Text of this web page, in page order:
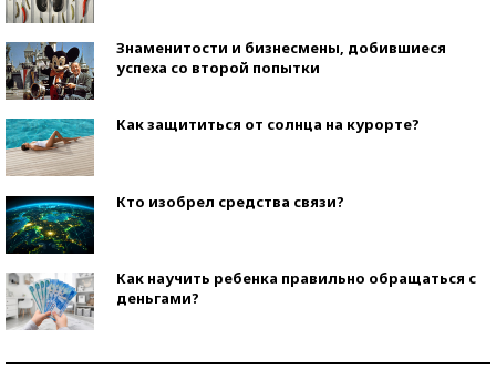
Знаменитости и бизнесмены, добившиеся
успеха со второй попытки
Как защититься от солнца на курорте?
Кто изобрел средства связи?
Как научить ребенка правильно обращаться с
деньгами?